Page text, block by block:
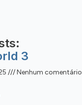
3
Nenhum comentário